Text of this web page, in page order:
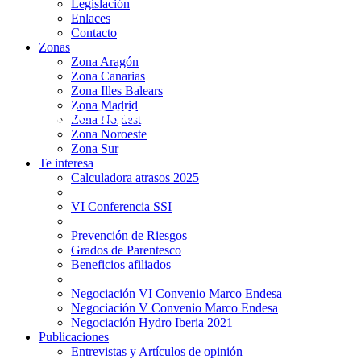
aquí!
Legislación
Enlaces
Contacto
Zonas
Zona Aragón
Zona Canarias
Zona Illes Balears
Zona Madrid
Zona Nordest
Zona Noroeste
Zona Sur
Te interesa
Calculadora atrasos 2025
VI Conferencia SSI
Prevención de Riesgos
Grados de Parentesco
Beneficios afiliados
Negociación VI Convenio Marco Endesa
Negociación V Convenio Marco Endesa
Negociación Hydro Iberia 2021
Publicaciones
Entrevistas y Artículos de opinión